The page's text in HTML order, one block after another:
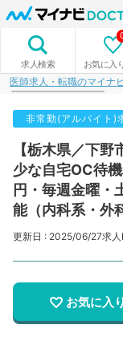
求人検索 お気に入
医師求人・転職のマイナ
非常勤(アルバイト)
【栃木県／下
少な自宅OC待
円・毎週金曜・
能（内科系・外
更新日 : 2025/06/27求
お気に入り